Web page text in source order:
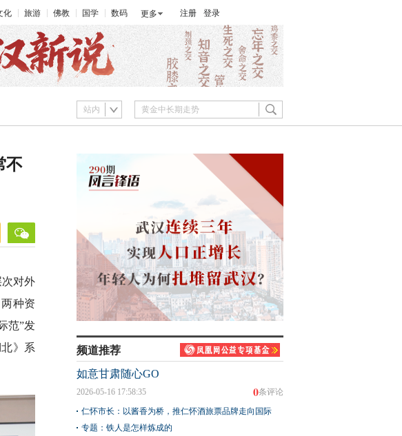
化 旅游 佛教 国学 数码 更多 注册 登录
站内
不
对外
种资
范”发
》系
频道推荐
如意甘肃随心GO
0条评论
2026-05-16 17:58:35
仁怀市长：以酱香为桥，推仁怀酒旅票品牌走向国际
专题：铁人是怎样炼成的